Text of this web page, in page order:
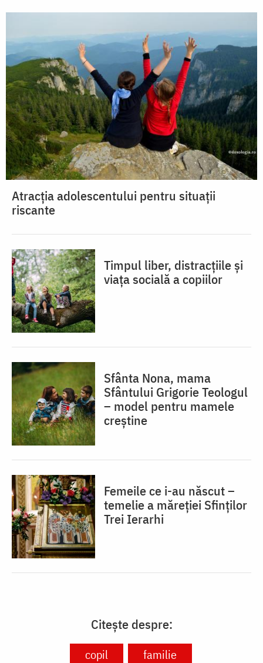
Atracția adolescentului pentru situații
riscante
Timpul liber, distracțiile și
viața socială a copiilor
Sfânta Nona, mama
Sfântului Grigorie Teologul
– model pentru mamele
creștine
Femeile ce i-au născut –
temelie a măreției Sfinților
Trei Ierarhi
Citește despre:
copil
familie